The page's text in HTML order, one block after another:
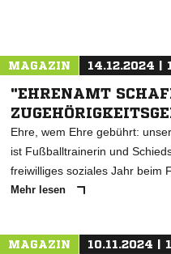
MAGAZIN 14.12.2024 |
"EHRENAMT
Ehre, wem Ehre gebührt:
ist Fußballtrainerin und
freiwilliges soziales Jahr beim
Mehr lesen
MAGAZIN 10.11.2024 |